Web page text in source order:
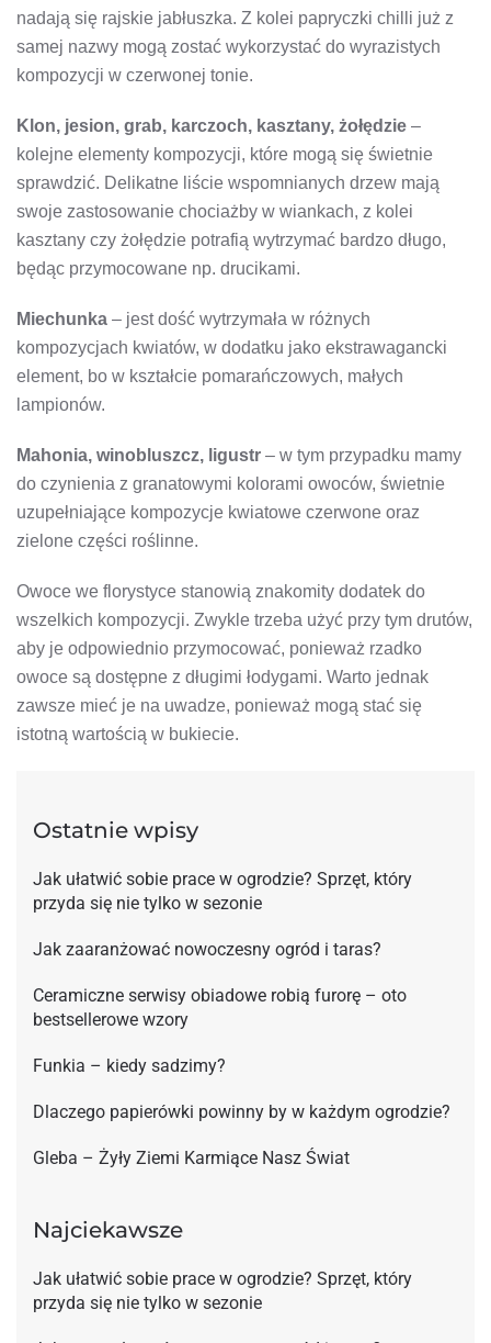
nadają się rajskie jabłuszka. Z kolei papryczki chilli już z
samej nazwy mogą zostać wykorzystać do wyrazistych
kompozycji w czerwonej tonie.
Klon, jesion, grab, karczoch, kasztany, żołędzie –
kolejne elementy kompozycji, które mogą się świetnie
sprawdzić. Delikatne liście wspomnianych drzew mają
swoje zastosowanie chociażby w wiankach, z kolei
kasztany czy żołędzie potrafią wytrzymać bardzo długo,
będąc przymocowane np. drucikami.
Miechunka – jest dość wytrzymała w różnych
kompozycjach kwiatów, w dodatku jako ekstrawagancki
element, bo w kształcie pomarańczowych, małych
lampionów.
Mahonia, winobluszcz, ligustr – w tym przypadku mamy
do czynienia z granatowymi kolorami owoców, świetnie
uzupełniające kompozycje kwiatowe czerwone oraz
zielone części roślinne.
Owoce we florystyce stanowią znakomity dodatek do
wszelkich kompozycji. Zwykle trzeba użyć przy tym drutów,
aby je odpowiednio przymocować, ponieważ rzadko
owoce są dostępne z długimi łodygami. Warto jednak
zawsze mieć je na uwadze, ponieważ mogą stać się
istotną wartością w bukiecie.
Ostatnie wpisy
Jak ułatwić sobie prace w ogrodzie? Sprzęt, który
przyda się nie tylko w sezonie
Jak zaaranżować nowoczesny ogród i taras?
Ceramiczne serwisy obiadowe robią furorę – oto
bestsellerowe wzory
Funkia – kiedy sadzimy?
Dlaczego papierówki powinny by w każdym ogrodzie?
Gleba – Żyły Ziemi Karmiące Nasz Świat
Najciekawsze
Jak ułatwić sobie prace w ogrodzie? Sprzęt, który
przyda się nie tylko w sezonie